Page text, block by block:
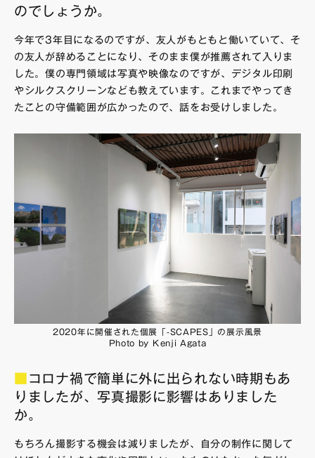
のでしょうか。
今年で3年目になるのですが、友人がもともと働いていて、そ
の友人が辞めることになり、そのまま僕が推薦されて入りま
した。僕の専門領域は写真や映像なのですが、デジタル印刷
やシルクスクリーンなども教えています。これまでやってき
たことの守備範囲が広かったので、話をお受けしました。
2020年に開催された個展「-SCAPES」の展示風景
Photo by Kenji Agata
コロナ禍で簡単に外に出られない時期もあ
りましたが、写真撮影に影響はありました
か。
もちろん撮影する機会は減りましたが、自分の制作に関して